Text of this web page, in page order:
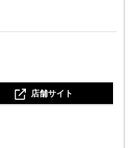
店舗サイト